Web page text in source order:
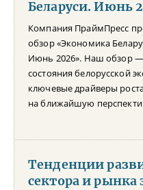
Беларуси. Июнь
Компания ПраймПресс
обзор «Экономика
Июнь 2026». Наш обзор —
состояния белорусской
ключевые драйверы
на ближайшую
Тенденции
сектора и рынка